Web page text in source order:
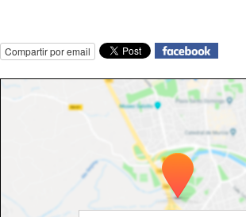
Compartir por email